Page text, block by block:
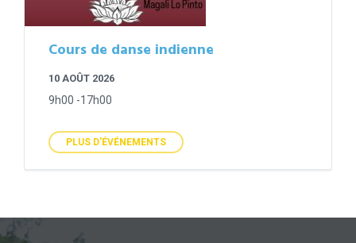
Cours de danse indienne
10 AOÛT 2026
9h00 -17h00
PLUS D'ÉVÉNEMENTS